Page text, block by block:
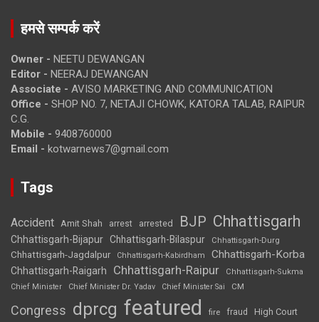
हमसे सम्पर्क करें
Owner - NEETU DEWANGAN
Editor - NEERAJ DEWANGAN
Associate - AVISO MARKETING AND COMMUNICATION
Office - SHOP NO. 7, NETAJI CHOWK, KATORA TALAB, RAIPUR
C.G.
Mobile - 9408760000
Email - kotwarnews7@gmail.com
Tags
Accident Amit Shah arrest arrested BJP Chhattisgarh
Chhattisgarh-Bijapur Chhattisgarh-Bilaspur Chhattisgarh-Durg
Chhattisgarh-Jagdalpur Chhattisgarh-Kabirdham Chhattisgarh-Korba
Chhattisgarh-Raigarh Chhattisgarh-Raipur
Chhattisgarh-Sukma
Chief Minister
Chief Minister Dr. Yadav Chief Minister Sai CM
Congress dprcg featured fire fraud High Court